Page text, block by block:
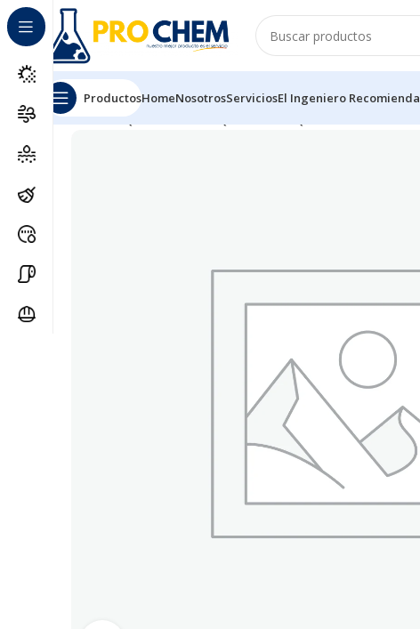
ProductosHomeNosotrosServiciosEl Ingeniero Recomienda
Inicio MAQUINARIAS Y EQUIPOS